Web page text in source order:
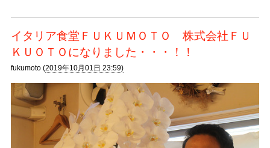
イタリア食堂ＦＵＫＵＭＯＴＯ 株式会社ＦＵ
ＫＵＯＴＯになりました・・・！！
fukumoto (2019年10月01日 23:59)